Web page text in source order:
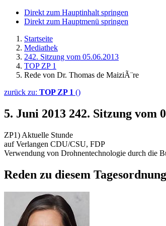
Direkt zum Hauptinhalt springen
Direkt zum Hauptmenü springen
Startseite
Mediathek
242. Sitzung vom 05.06.2013
TOP ZP 1
Rede von Dr. Thomas de MaiziÃ¨re
zurück zu: TOP ZP 1 ()
5. Juni 2013 242. Sitzung vom
ZP1) Aktuelle Stunde
auf Verlangen CDU/CSU, FDP
Verwendung von Drohnentechnologie durch die
Reden zu diesem